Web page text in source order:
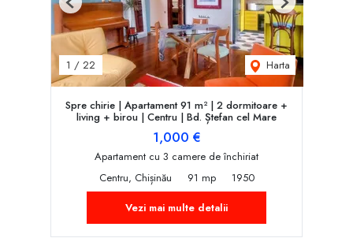
1 / 22 Harta
Previous Next
Spre chirie | Apartament 91 m² | 2 dormitoare +
living + birou | Centru | Bd. Ștefan cel Mare
1,000 €
Apartament cu 3 camere de închiriat
Centru, Chișinău
91 mp
1950
Vezi mai multe detalii